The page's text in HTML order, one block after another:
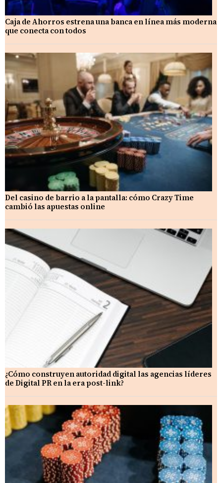
Caja de Ahorros estrena una banca en línea más moderna
que conecta con todos
Del casino de barrio a la pantalla: cómo Crazy Time
cambió las apuestas online
¿Cómo construyen autoridad digital las agencias líderes
de Digital PR en la era post-link?